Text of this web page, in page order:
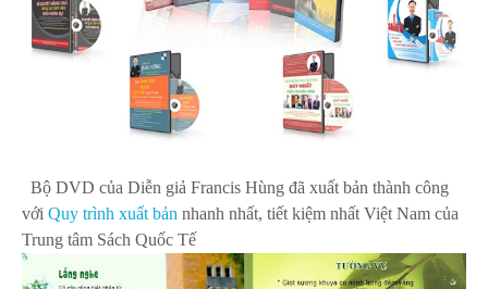
Bộ DVD của Diễn giả Francis Hùng đã xuất bản thành công
với Quy trình xuất bản nhanh nhất, tiết kiệm nhất Việt Nam của
Trung tâm Sách Quốc Tế